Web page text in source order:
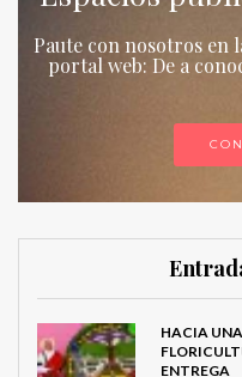
Paute con nosotros en
portal web: De a
HACIA
ENTREGA